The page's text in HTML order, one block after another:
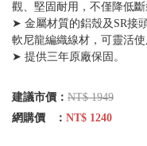
觀、堅固耐用，不僅降低斷
➤ 金屬材質的鋁殼及SR接
軟尼龍編織線材，可靈活使
➤ 提供三年原廠保固。
建議市價： NT$ 1949
網購價 ： NT$ 1240